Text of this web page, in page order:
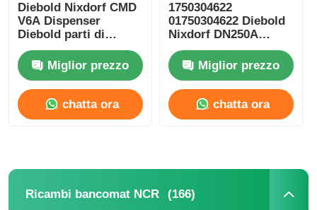
Glory NMD Parti ATM
Parti per bancomat OKI
Genmega ATM Parts
Sortitore di banconote
Diebold Nixdorf CMD
V6A Dispenser
Diebold parti di
bancomat DN250A
Parti di bancomat
Miglior prezzo
chatta ora
1750304622
01750304622 Diebold
Nixdorf DN250A
lettore di carte
ICT3H5-3AD2792 ATM
Ricambi
Miglior prezzo
chatta ora
Ricambi bancomat NCR (166)